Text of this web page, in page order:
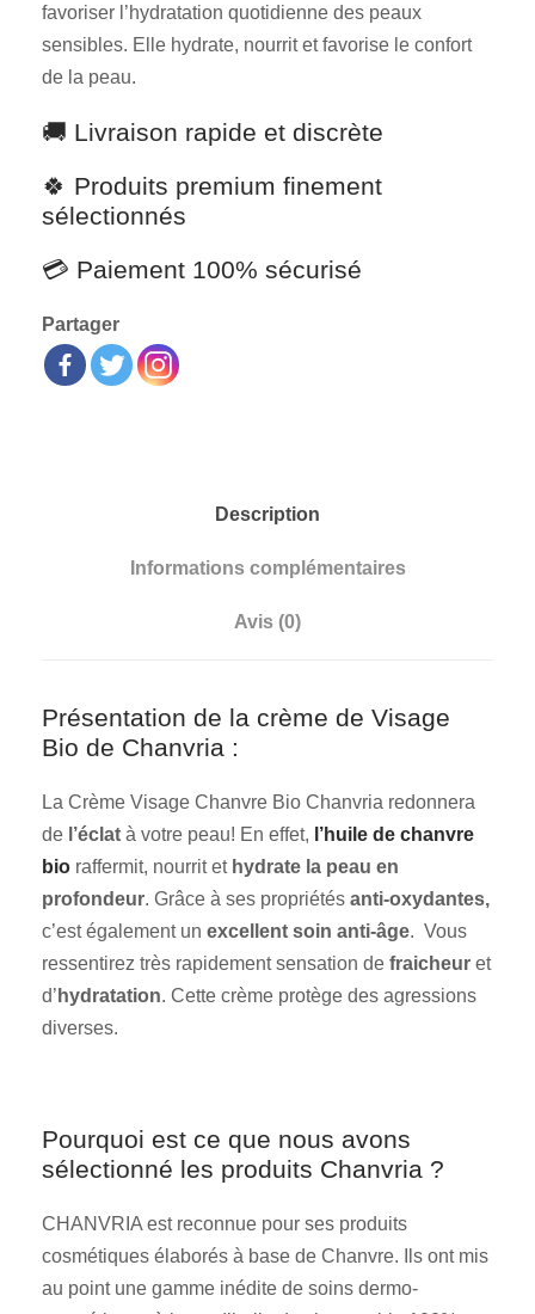
favoriser l’hydratation quotidienne des peaux
sensibles. Elle hydrate, nourrit et favorise le confort
de la peau.
🚚 Livraison rapide et discrète
🍀 Produits premium finement
sélectionnés
💳 Paiement 100% sécurisé
Partager
Description
Informations complémentaires
Avis (0)
Présentation de la crème de Visage
Bio de Chanvria :
La Crème Visage Chanvre Bio Chanvria redonnera
de l’éclat à votre peau! En effet, l’huile de chanvre
bio raffermit, nourrit et hydrate la peau en
profondeur. Grâce à ses propriétés anti-oxydantes,
c’est également un excellent soin anti-âge. Vous
ressentirez très rapidement sensation de fraicheur et
d’ hydratation. Cette crème protège des agressions
diverses.
Pourquoi est ce que nous avons
sélectionné les produits Chanvria ?
CHANVRIA est reconnue pour ses produits
cosmétiques élaborés à base de Chanvre. Ils ont mis
au point une gamme inédite de soins dermo-